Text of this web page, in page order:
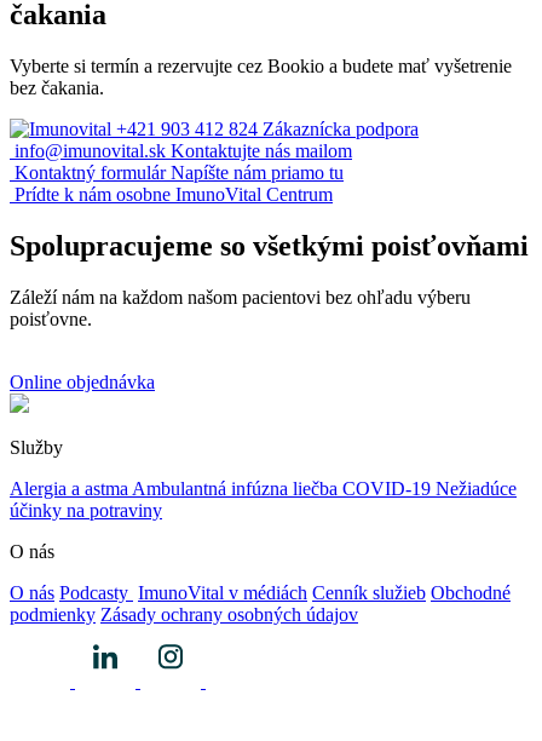
čakania
Vyberte si termín a rezervujte cez Bookio a budete mať vyšetrenie
bez čakania.
+421 903 412 824 Zákaznícka podpora
info@imunovital.sk Kontaktujte nás mailom
Kontaktný formulár Napíšte nám priamo tu
Prídte k nám osobne ImunoVital Centrum
Spolupracujeme so všetkými poisťovňami
Záleží nám na každom našom pacientovi bez ohľadu výberu
poisťovne.
Online objednávka
Služby
Alergia a astma Ambulantná infúzna liečba COVID-19 Nežiadúce
účinky na potraviny
O nás
O nás Podcasty ImunoVital v médiách Cenník služieb Obchodné
podmienky Zásady ochrany osobných údajov